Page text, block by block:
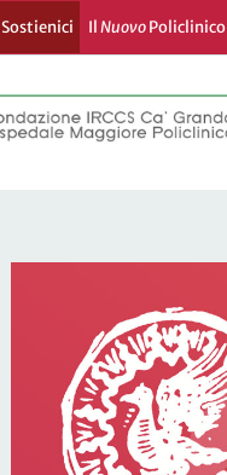
Sostienici IlNuovoPoliclinico